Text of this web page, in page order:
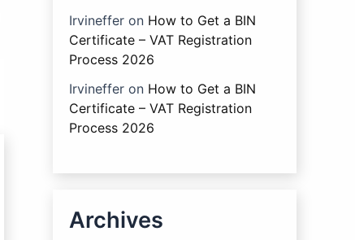
Irvineffer on How to Get a BIN
Certificate – VAT Registration
Process 2026
Irvineffer on How to Get a BIN
Certificate – VAT Registration
Process 2026
Archives